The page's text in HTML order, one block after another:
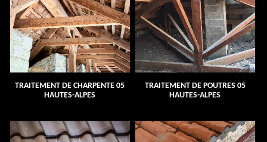
TRAITEMENT DE CHARPENTE 05
HAUTES-ALPES
TRAITEMENT DE POUTRES 05
HAUTES-ALPES